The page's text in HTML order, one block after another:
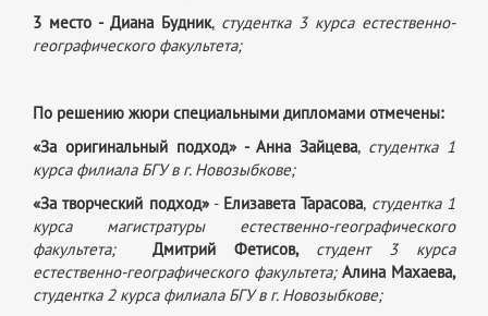
3 место - Диана Будник, студентка 3 курса естественно-
географического факультета;
По решению жюри специальными дипломами отмечены:
«За оригинальный подход» - Анна Зайцева, студентка 1
курса филиала БГУ в г. Новозыбкове;
«За творческий подход»- Елизавета Тарасова, студентка 1
курса магистратуры естественно-географического
факультета;
Дмитрий Фетисов, студент 3 курса
естественно-географического факультета; Алина Махаева,
студентка 2 курса филиала БГУ в г. Новозыбкове;